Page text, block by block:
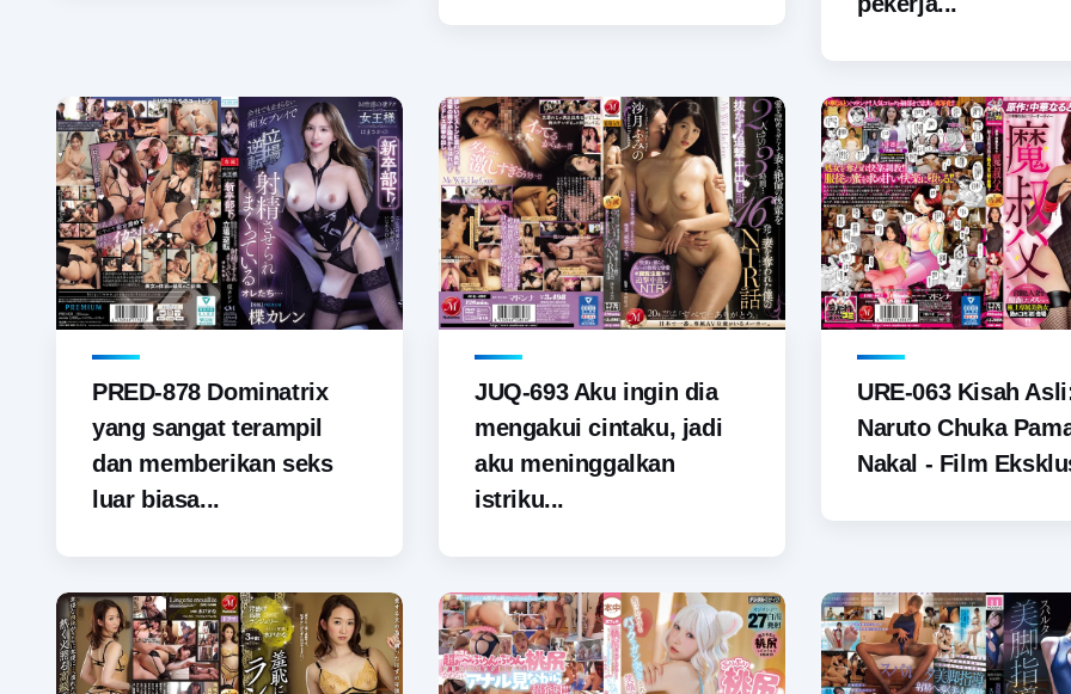
PRED-878 Dominatrix
yang sangat terampil
dan memberikan seks
luar biasa...
JUQ-693 Aku ingin dia
mengakui cintaku, jadi
aku meninggalkan
istriku...
URE-063 Kisah
Naruto Chuka
Nakal - Film